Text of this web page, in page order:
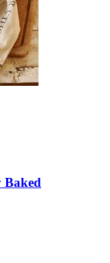
Baked